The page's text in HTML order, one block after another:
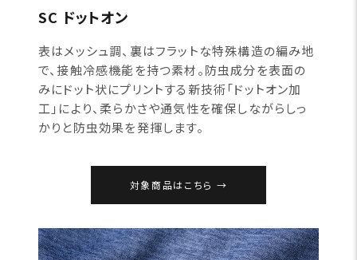
SC ドットオン
表はメッシュ調、裏はフラットな特殊構造の編み地
で、接触冷感機能を持つ素材。防虫成分を表面の
みにドット状にプリントする新技術「ドットオン加
工」により、柔らかさや通気性を確保しながらしっ
かりと防虫効果を発揮します。
対象商品はこちら